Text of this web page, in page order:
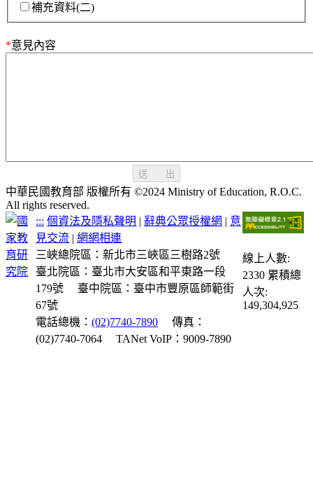
補充資料(二)
*意見內容
送 出
中華民國教育部 版權所有 ©2024 Ministry of Education, R.O.C.
All rights reserved.
::: 個資法及隱私聲明 | 辭典公眾授權網 | 意
見交流 |網網相連
三峽總院區：新北市三峽區三樹路2號
臺北院區：臺北市大安區和平東路一段
179號
臺中院區：臺中市豐原區師範街
67號
電話總機：(02)7740-7890
傳真：
(02)7740-7064
TANet VoIP：9009-7890
線上人數:
2330 累積總
人次:
149,304,925